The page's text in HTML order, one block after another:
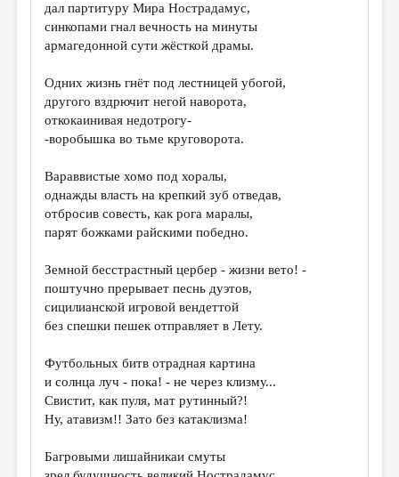
ИЗБРАННОЕ
ДАЙДЖЕСТ
ПРОИЗВЕДЕНИЯ
ПЕРЕВОДЫ
КОНКУРСЫ
ДЕТСКАЯ КОМНАТА
КНИЖНАЯ ПОЛКА
ОБЗОР ЛИТЕРАТУРЫ
СТРАНИЦЫ ПАМЯТИ
ОБЪЯВЛЕНИЯ
РЕДКОЛЛЕГИЯ
ОТ РЕДАКЦИИ
МАЛАЯ ПРОЗА
ЭССЕИСТИКА
дал партитуру Мира Нострадамус,
синкопами гнал вечность на минуты
армагедонной сути жёсткой драмы.
Одних жизнь гнёт под лестницей убогой,
другого вздрючит негой наворота,
откокаинивая недотрогу-
-воробышка во тьме круговорота.
Вараввистые хомо под хоралы,
однажды власть на крепкий зуб отведав,
отбросив совесть, как рога маралы,
парят божками райскими победно.
Земной бесстрастный цербер - жизни вето! -
поштучно прерывает песнь дуэтов,
сицилианской игровой вендеттой
без спешки пешек отправляет в Лету.
Футбольных битв отрадная картина
и солнца луч - пока! - не через клизму...
Свистит, как пуля, мат рутинный?!
Ну, атавизм!! Зато без катаклизма!
Багровыми лишайникаи смуты